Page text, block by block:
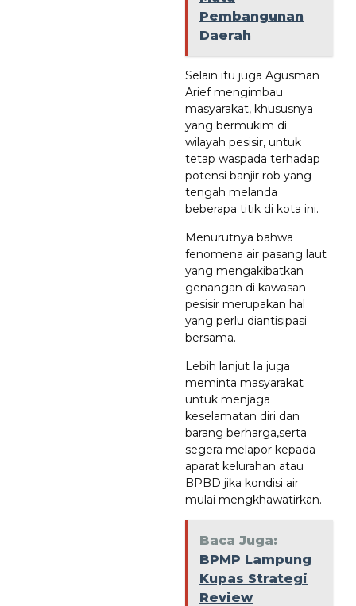
Pembangunan
Daerah
Selain itu juga Agusman
Arief mengimbau
masyarakat, khususnya
yang bermukim di
wilayah pesisir, untuk
tetap waspada terhadap
potensi banjir rob yang
tengah melanda
beberapa titik di kota ini.
Menurutnya bahwa
fenomena air pasang laut
yang mengakibatkan
genangan di kawasan
pesisir merupakan hal
yang perlu diantisipasi
bersama.
Lebih lanjut Ia juga
meminta masyarakat
untuk menjaga
keselamatan diri dan
barang berharga,serta
segera melapor kepada
aparat kelurahan atau
BPBD jika kondisi air
mulai mengkhawatirkan.
Baca Juga:
BPMP Lampung
Kupas Strategi
Review